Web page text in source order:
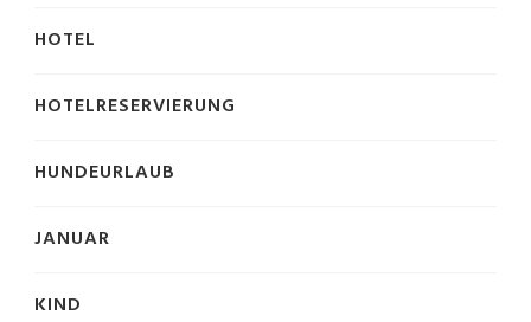
HOTEL
HOTELRESERVIERUNG
HUNDEURLAUB
JANUAR
KIND